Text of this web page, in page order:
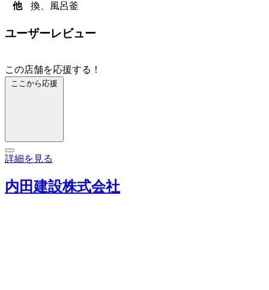
他
換、風呂釜
ユーザーレビュー
この店舗を応援する！
ここから応援
詳細を見る
内田建設株式会社